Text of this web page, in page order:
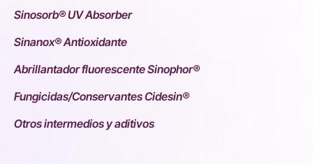
Sinosorb® UV Absorber
Sinanox® Antioxidante
Abrillantador fluorescente Sinophor®
Fungicidas/Conservantes Cidesin®
Otros intermedios y aditivos